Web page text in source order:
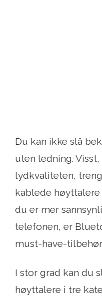
Du kan ikke slå
uten ledning.
lydkvaliteten,
kablede høyttalere
du er mer
telefonen, er
must-have-
I stor grad kan du
høyttalere i tre